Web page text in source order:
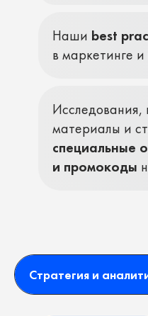
Наши best
в маркетинге
Исследования,
материалы и
специальные
и промокоды